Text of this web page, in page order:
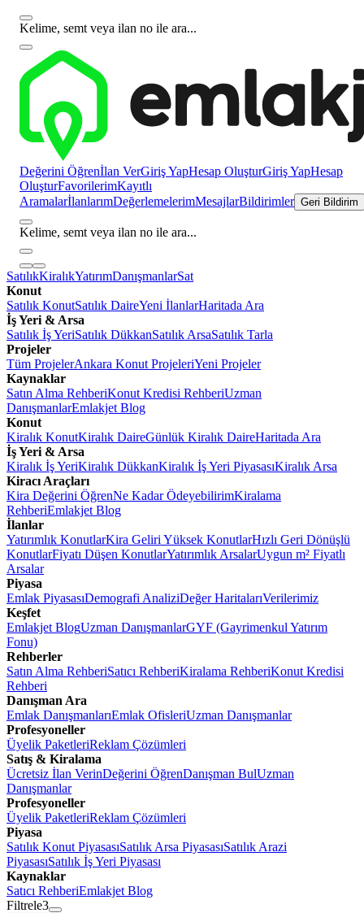
Kelime, semt veya ilan no ile ara...
Değerini Öğrenİlan VerGiriş YapHesap OluşturGiriş YapHesap
OluşturFavorilerimKayıtlı
AramalarİlanlarımDeğerlemelerimMesajlarBildirimler Geri Bildirim
Kelime, semt veya ilan no ile ara...
SatılıkKiralıkYatırımDanışmanlarSat
Konut
Satılık KonutSatılık DaireYeni İlanlarHaritada Ara
İş Yeri & Arsa
Satılık İş YeriSatılık DükkanSatılık ArsaSatılık Tarla
Projeler
Tüm ProjelerAnkara Konut ProjeleriYeni Projeler
Kaynaklar
Satın Alma RehberiKonut Kredisi RehberiUzman
DanışmanlarEmlakjet Blog
Konut
Kiralık KonutKiralık DaireGünlük Kiralık DaireHaritada Ara
İş Yeri & Arsa
Kiralık İş YeriKiralık DükkanKiralık İş Yeri PiyasasıKiralık Arsa
Kiracı Araçları
Kira Değerini ÖğrenNe Kadar ÖdeyebilirimKiralama
RehberiEmlakjet Blog
İlanlar
Yatırımlık KonutlarKira Geliri Yüksek KonutlarHızlı Geri Dönüşlü
KonutlarFiyatı Düşen KonutlarYatırımlık ArsalarUygun m² Fiyatlı
Arsalar
Piyasa
Emlak PiyasasıDemografi AnaliziDeğer HaritalarıVerilerimiz
Keşfet
Emlakjet BlogUzman DanışmanlarGYF (Gayrimenkul Yatırım
Fonu)
Rehberler
Satın Alma RehberiSatıcı RehberiKiralama RehberiKonut Kredisi
Rehberi
Danışman Ara
Emlak DanışmanlarıEmlak OfisleriUzman Danışmanlar
Profesyoneller
Üyelik PaketleriReklam Çözümleri
Satış & Kiralama
Ücretsiz İlan VerinDeğerini ÖğrenDanışman BulUzman
Danışmanlar
Profesyoneller
Üyelik PaketleriReklam Çözümleri
Piyasa
Satılık Konut PiyasasıSatılık Arsa PiyasasıSatılık Arazi
PiyasasıSatılık İş Yeri Piyasası
Kaynaklar
Satıcı RehberiEmlakjet Blog
Filtrele3